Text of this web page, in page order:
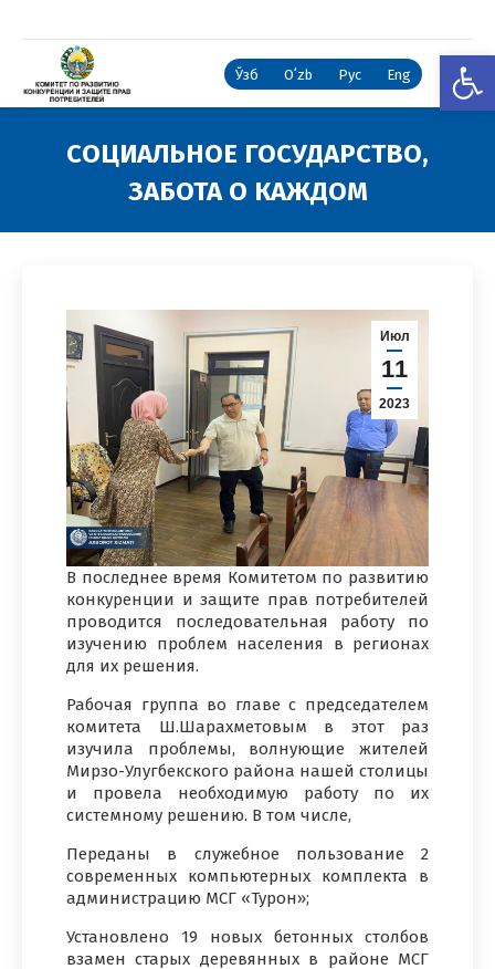
Ўзб Oʻzb Рус Eng
СОЦИАЛЬНОЕ ГОСУДАРСТВО,
ЗАБОТА О КАЖДОМ
Июл
11
2023
В последнее время Комитетом по развитию
конкуренции и защите прав потребителей
проводится последовательная работу по
изучению проблем населения в регионах
для их решения.
Рабочая группа во главе с председателем
комитета Ш.Шарахметовым в этот раз
изучила проблемы, волнующие жителей
Мирзо-Улугбекского района нашей столицы
и провела необходимую работу по их
системному решению. В том числе,
Переданы в служебное пользование 2
современных компьютерных комплекта в
администрацию МСГ «Турон»;
Установлено 19 новых бетонных столбов
взамен старых деревянных в районе МСГ